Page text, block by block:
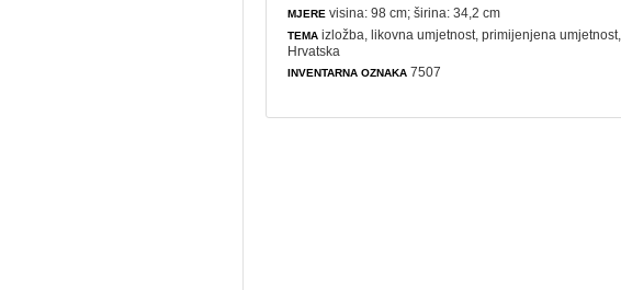
MJERE visina: 98 cm; širina: 34,2 cm
TEMA izložba ,likovna umjetnost ,primijenjena umjetnost
Hrvatska
INVENTARNA OZNAKA 7507